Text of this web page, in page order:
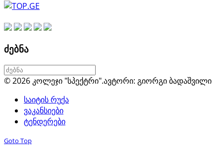
ძებნა
© 2026 კოლეჯი "სპექტრი".ავტორი: გიორგი ბადაშვილი
საიტის რუქა
ვაკანსიები
ტენდერები
Goto Top